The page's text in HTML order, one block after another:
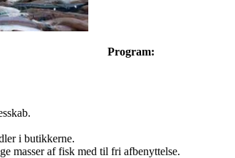
Program:
i butikkerne.
masser af fisk med til fri afbenyttelse.